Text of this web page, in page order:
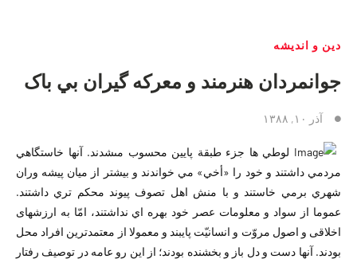
دین و اندیشه
جوانمردان هنرمند و معرکه گيران بي باک
آذر ۱۰, ۱۳۸۸
لوطي ها جزء طبقة پايين محسوب مى‏شدند. آنها خاستگاهي
مردمي داشتند و خود را «أخي» مي خواندند و بيشتر از ميان پيشه وران
شهري برمي خاستند و با منش اهل تصوف پيوند محکم تري داشتند.
عموما از سواد و معلومات عصر خود بهره اي نداشتند، امّا به ارزشهاى
اخلاقى و اصول مروّت و انسانيّت پايبند و معمولا از معتمدترين افراد محل
بودند. آنها دست و دل باز و بخشنده بودند؛ از اين رو عامه در توصيف رفتار